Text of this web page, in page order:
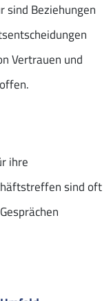
sind Beziehungen
Vertrauen und
ihre
sind oft